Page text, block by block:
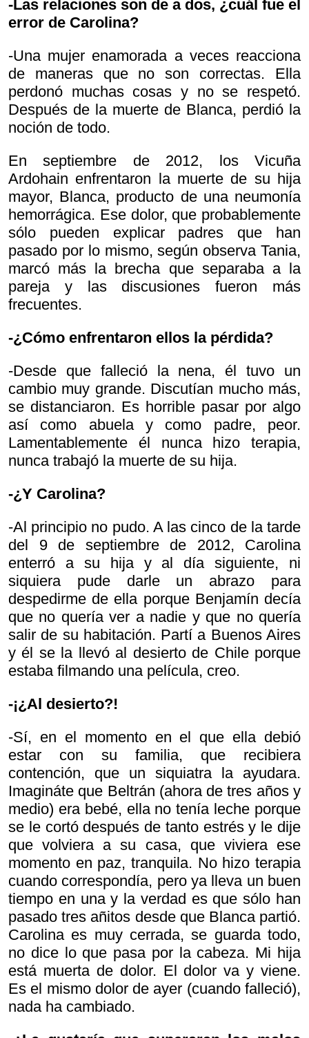
-Las relaciones son de a dos, ¿cuál fue el
error de Carolina?
-Una mujer enamorada a veces reacciona
de maneras que no son correctas. Ella
perdonó muchas cosas y no se respetó.
Después de la muerte de Blanca, perdió la
noción de todo.
En septiembre de 2012, los Vicuña
Ardohain enfrentaron la muerte de su hija
mayor, Blanca, producto de una neumonía
hemorrágica. Ese dolor, que probablemente
sólo pueden explicar padres que han
pasado por lo mismo, según observa Tania,
marcó más la brecha que separaba a la
pareja y las discusiones fueron más
frecuentes.
-¿Cómo enfrentaron ellos la pérdida?
-Desde que falleció la nena, él tuvo un
cambio muy grande. Discutían mucho más,
se distanciaron. Es horrible pasar por algo
así como abuela y como padre, peor.
Lamentablemente él nunca hizo terapia,
nunca trabajó la muerte de su hija.
-¿Y Carolina?
-Al principio no pudo. A las cinco de la tarde
del 9 de septiembre de 2012, Carolina
enterró a su hija y al día siguiente, ni
siquiera pude darle un abrazo para
despedirme de ella porque Benjamín decía
que no quería ver a nadie y que no quería
salir de su habitación. Partí a Buenos Aires
y él se la llevó al desierto de Chile porque
estaba filmando una película, creo.
-¡¿Al desierto?!
-Sí, en el momento en el que ella debió
estar con su familia, que recibiera
contención, que un siquiatra la ayudara.
Imagináte que Beltrán (ahora de tres años y
medio) era bebé, ella no tenía leche porque
se le cortó después de tanto estrés y le dije
que volviera a su casa, que viviera ese
momento en paz, tranquila. No hizo terapia
cuando correspondía, pero ya lleva un buen
tiempo en una y la verdad es que sólo han
pasado tres añitos desde que Blanca partió.
Carolina es muy cerrada, se guarda todo,
no dice lo que pasa por la cabeza. Mi hija
está muerta de dolor. El dolor va y viene.
Es el mismo dolor de ayer (cuando falleció),
nada ha cambiado.